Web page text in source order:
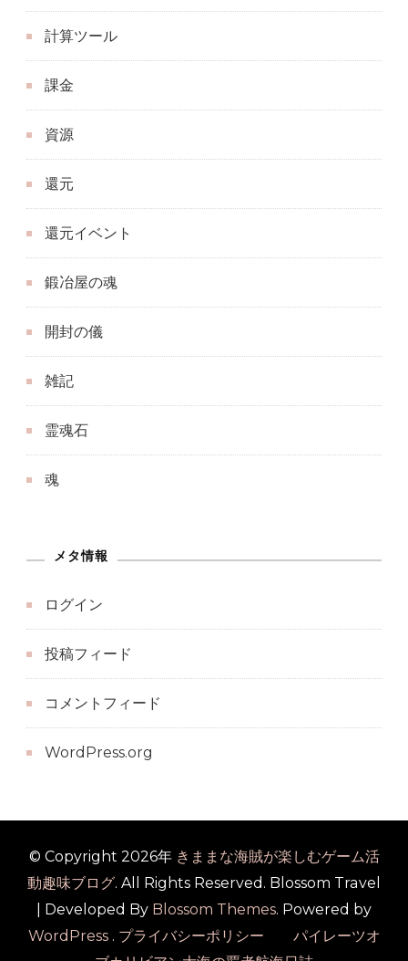
計算ツール
課金
資源
還元
還元イベント
鍛冶屋の魂
開封の儀
雑記
霊魂石
魂
メタ情報
ログイン
投稿フィード
コメントフィード
WordPress.org
© Copyright 2026年 きままな海賊が楽しむゲーム活
動趣味ブログ. All Rights Reserved. Blossom Travel
| Developed By Blossom Themes. Powered by
WordPress. プライバシーポリシー パイレーツオ